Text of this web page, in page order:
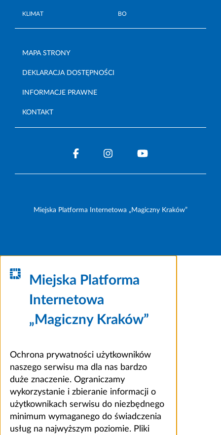
KLIMAT BO
MAPA STRONY
DEKLARACJA DOSTĘPNOŚCI
INFORMACJE PRAWNE
KONTAKT
Miejska Platforma Internetowa „Magiczny Kraków”
Miejska Platforma
Internetowa
„Magiczny Kraków”
Ochrona prywatności użytkowników
naszego serwisu ma dla nas bardzo
duże znaczenie. Ograniczamy
wykorzystanie i zbieranie informacji o
użytkownikach serwisu do niezbędnego
minimum wymaganego do świadczenia
usług na najwyższym poziomie. Pliki